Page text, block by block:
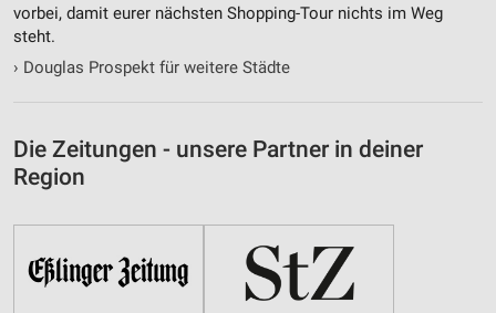
vorbei, damit eurer nächsten Shopping-Tour nichts im Weg
steht.
› Douglas Prospekt für weitere Städte
Die Zeitungen - unsere Partner in deiner
Region